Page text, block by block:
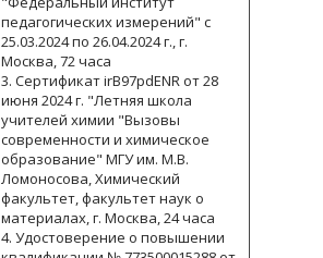
педагогических измерений" с
25.03.2024 по 26.04.2024 г., г.
Москва, 72 часа
3. Сертификат irB97pdENR от 28
июня 2024 г. "Летняя школа
учителей химии "Вызовы
современности и химическое
образование" МГУ им. М.В.
Ломоносова, Химический
факультет, факультет наук о
материалах, г. Москва, 24 часа
4. Удостоверение о повышении